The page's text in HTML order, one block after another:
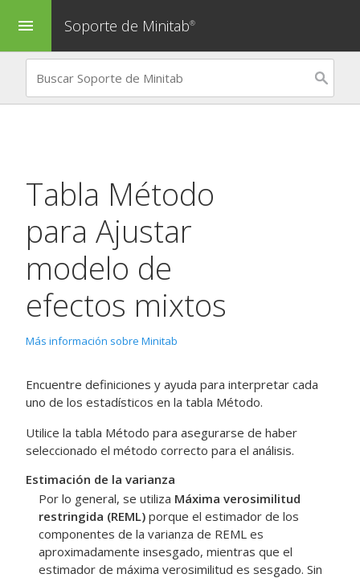
menu Soporte de Minitab®
Tabla Método
para Ajustar
modelo de
efectos mixtos
Más información sobre Minitab
Encuentre definiciones y ayuda para interpretar cada
uno de los estadísticos en la tabla Método.
Utilice la tabla Método para asegurarse de haber
seleccionado el método correcto para el análisis.
Estimación de la varianza
Por lo general, se utiliza Máxima verosimilitud
restringida (REML) porque el estimador de los
componentes de la varianza de REML es
aproximadamente insesgado, mientras que el
estimador de máxima verosimilitud es sesgado. Sin